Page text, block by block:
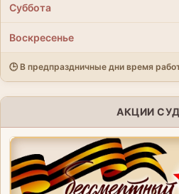
Суббота
Воскресенье
🕒 В предпраздничные дни время
АКЦИИ